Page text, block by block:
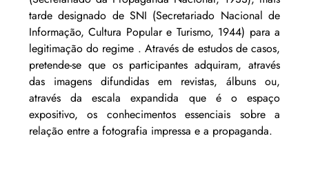
tarde designado de SNI (Secretariado Nacional de
Informação, Cultura Popular e Turismo, 1944) para a
legitimação do regime . Através de estudos de casos,
pretende-se que os participantes adquiram, através
das imagens difundidas em revistas, álbuns ou,
através da escala expandida que é o espaço
expositivo, os conhecimentos essenciais sobre a
relação entre a fotografia impressa e a propaganda.